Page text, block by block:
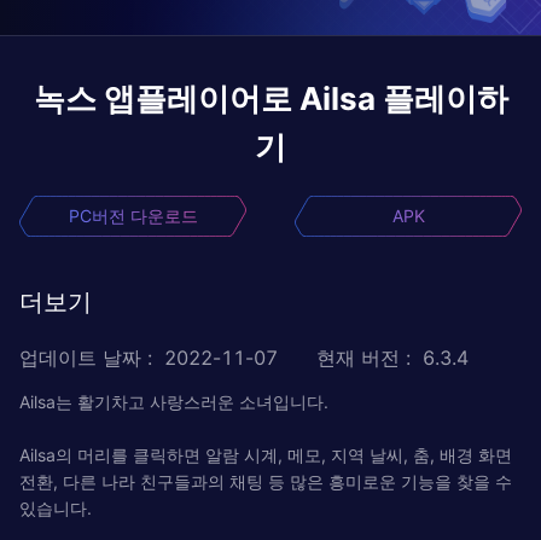
녹스 앱플레이어로 Ailsa 플레이하
기
PC버전 다운로드 APK
더보기
업데이트 날짜 : 2022-11-07 현재 버전 : 6.3.4
Ailsa는 활기차고 사랑스러운 소녀입니다.
Ailsa의 머리를 클릭하면 알람 시계, 메모, 지역 날씨, 춤, 배경 화면
전환, 다른 나라 친구들과의 채팅 등 많은 흥미로운 기능을 찾을 수
있습니다.